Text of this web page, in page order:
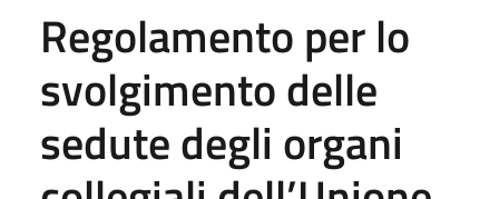
Regolamento per lo
svolgimento delle
sedute degli organi